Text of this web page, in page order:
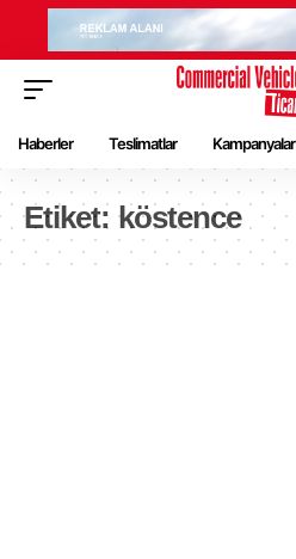
Haberler Teslimatlar Kampanyalar
Etiket: köstence